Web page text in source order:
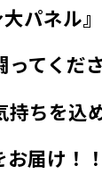
パネル』
ってくだ
持ちを込
届け！！